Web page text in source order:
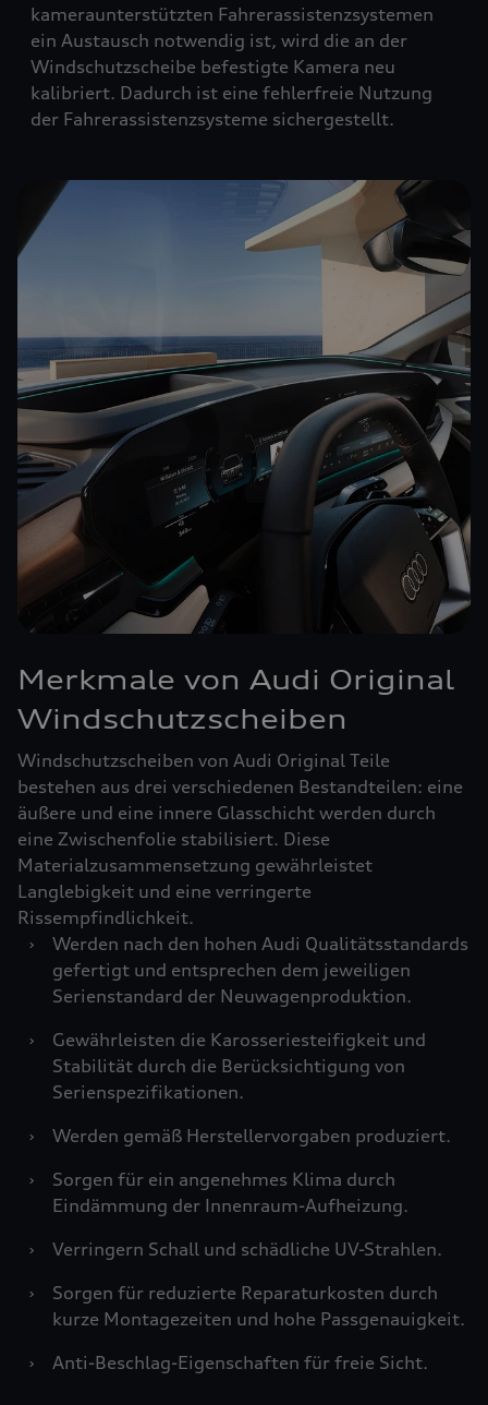
kameraunterstützten Fahrerassistenzsystemen
ein Austausch notwendig ist, wird die an der
Windschutzscheibe befestigte Kamera neu
kalibriert. Dadurch ist eine fehlerfreie Nutzung
der Fahrerassistenzsysteme sichergestellt.
Merkmale von Audi Original
Windschutzscheiben
Windschutzscheiben von Audi Original Teile
bestehen aus drei verschiedenen Bestandteilen: eine
äußere und eine innere Glasschicht werden durch
eine Zwischenfolie stabilisiert. Diese
Materialzusammensetzung gewährleistet
Langlebigkeit und eine verringerte
Rissempfindlichkeit.
›
Werden nach den hohen Audi Qualitätsstandards
gefertigt und entsprechen dem jeweiligen
Serienstandard der Neuwagenproduktion.
›
Gewährleisten die Karosseriesteifigkeit und
Stabilität durch die Berücksichtigung von
Serienspezifikationen.
›
Werden gemäß Herstellervorgaben produziert.
›
Sorgen für ein angenehmes Klima durch
Eindämmung der Innenraum-Aufheizung.
›
Verringern Schall und schädliche UV-Strahlen.
›
Sorgen für reduzierte Reparaturkosten durch
kurze Montagezeiten und hohe Passgenauigkeit.
›
Anti-Beschlag-Eigenschaften für freie Sicht.